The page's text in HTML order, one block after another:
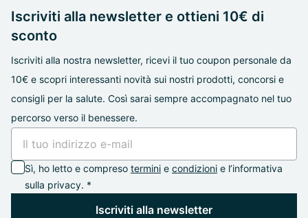
Iscriviti alla newsletter e ottieni 10€ di
sconto
Iscriviti alla nostra newsletter, ricevi il tuo coupon personale da
10€ e scopri interessanti novità sui nostri prodotti, concorsi e
consigli per la salute. Così sarai sempre accompagnato nel tuo
percorso verso il benessere.
Sì, ho letto e compreso termini e condizioni e l’informativa
sulla privacy. *
Iscriviti alla newsletter